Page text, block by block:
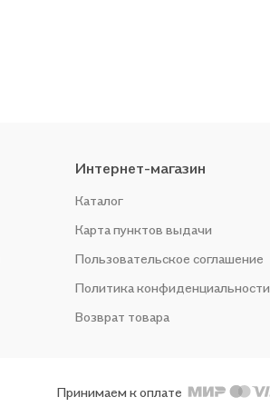
Интернет-магазин
Каталог
Карта пунктов выдачи
Пользовательское соглашение
Политика конфиденциальности
Возврат товара
Принимаем к оплате